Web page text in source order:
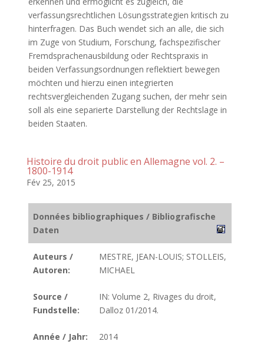
verfassungsrechtlichen Lösungsstrategien kritisch zu
hinterfragen. Das Buch wendet sich an alle, die sich
im Zuge von Studium, Forschung, fachspezifischer
Fremdsprachenausbildung oder Rechtspraxis in
beiden Verfassungsordnungen reflektiert bewegen
möchten und hierzu einen integrierten
rechtsvergleichenden Zugang suchen, der mehr sein
soll als eine separierte Darstellung der Rechtslage in
beiden Staaten.
Histoire du droit public en Allemagne vol. 2. –
1800-1914
Fév 25, 2015
Données bibliographiques / Bibliografische
Daten
Auteurs /
Autoren:
MESTRE, JEAN-LOUIS; STOLLEIS,
MICHAEL
Source /
Fundstelle:
IN: Volume 2, Rivages du droit,
Dalloz 01/2014.
Année / Jahr: 2014